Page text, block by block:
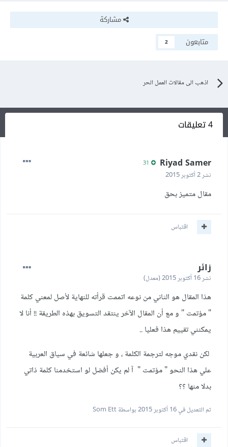
مشاركة
متابعون
2
اذهب الى مقالات العمل الحر
4 تعليقات
Riyad Samer
نشر2 أكتوبر 2015
مقال متميز بحق
اقتباس
زائر
نشر16 أكتوبر 2015 (معدل)
هذا المقال هو الثاني من نوعه اتممت قرأته للنهاية لأصل لمعني كلمة
" مؤتمت " و مع أن المقال الآخر ينتقد التسويق بهذه الطريقة !! أنا لا
يمكنني تقييم هذا فعليا ..
لكن نقدي موجه لترجمة الكلمة ، و جعلها شائعة في سياق العربية
علي هذا النحو " مؤتمت " آ لم يكن أفضل لو استخدمنا كلمة ذاتي
بدلا منها ؟؟
تم التعديل في16 أكتوبر 2015 بواسطة Som Ett
اقتباس